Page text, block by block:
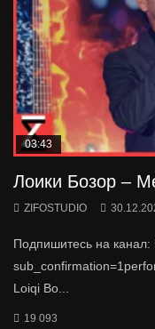
03:43
Лоики Бозор –
ZIFOSTUDIO
Подпишитесь на
Loiqi Bo...
19 093